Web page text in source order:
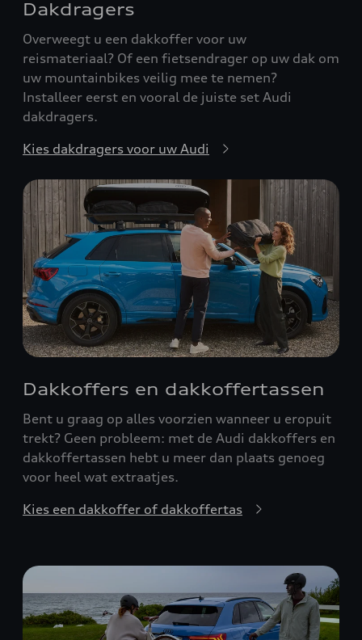
Dakdragers
Overweegt u een dakkoffer voor uw
reismateriaal? Of een fietsendrager op uw dak om
uw mountainbikes veilig mee te nemen?
Installeer eerst en vooral de juiste set Audi
dakdragers.
Kies dakdragers voor uw Audi
Dakkoffers en dakkoffertassen
Bent u graag op alles voorzien wanneer u eropuit
trekt? Geen probleem: met de Audi dakkoffers en
dakkoffertassen hebt u meer dan plaats genoeg
voor heel wat extraatjes.
Kies een dakkoffer of dakkoffertas